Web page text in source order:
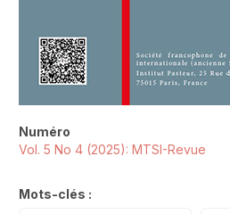
Numéro
Vol. 5 No 4 (2025): MTSI-Revue
Mots-clés :